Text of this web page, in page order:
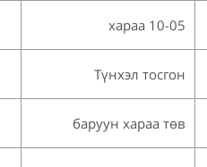
хараа 10-05
Түнхэл тосгон
баруун хараа төв